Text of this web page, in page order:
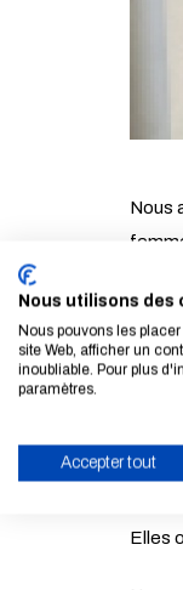
Nous
En
Elles
Nous utilisons des
Nous pouvons les
site Web, afficher un
inoubliable. Pour plus
paramètres.
Accepter tout